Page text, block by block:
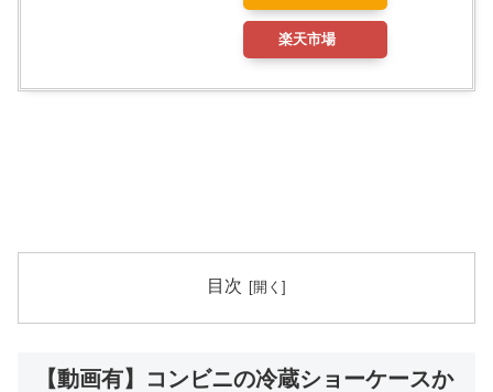
楽天市場
目次
【動画有】コンビニの冷蔵ショーケースか